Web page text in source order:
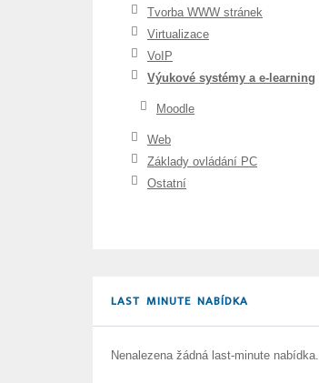
Tvorba WWW stránek
Virtualizace
VoIP
Výukové systémy a e-learning
Moodle
Web
Základy ovládání PC
Ostatní
LAST MINUTE NABÍDKA
Nenalezena žádná last-minute nabídka.